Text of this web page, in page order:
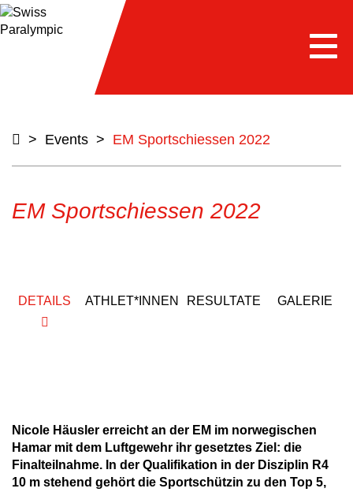
> Events > EM Sportschiessen 2022
EM Sportschiessen 2022
DETAILS ATHLET*INNEN RESULTATE GALERIE
Nicole Häusler erreicht an der EM im norwegischen
Hamar mit dem Luftgewehr ihr gesetztes Ziel: die
Finalteilnahme. In der Qualifikation in der Disziplin R4
10 m stehend gehört die Sportschützin zu den Top 5,